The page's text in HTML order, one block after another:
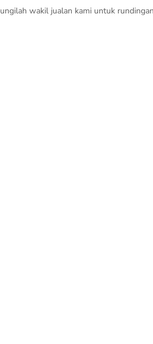
wakil jualan kami untuk